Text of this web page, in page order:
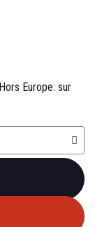
Hors Europe: sur